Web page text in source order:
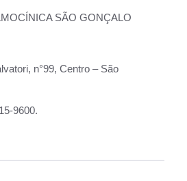
SÃO GONÇALO
n°99, Centro – São
9600.